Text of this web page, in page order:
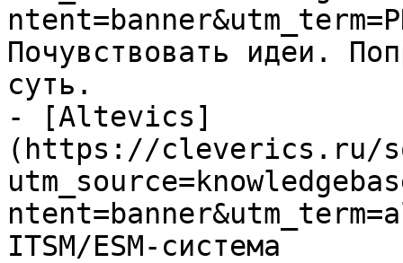
Почувствовать идеи.
суть.
- [Altevics]
(https://cleverics.ru/
ITSM/ESM-система